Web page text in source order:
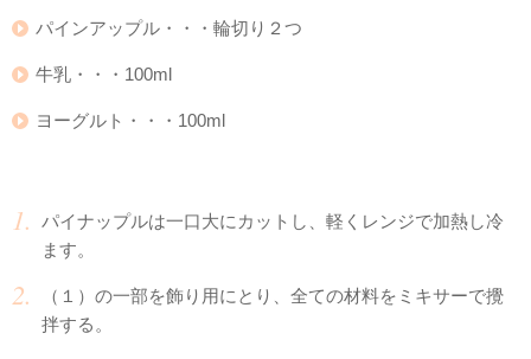
パインアップル・・・輪切り２つ
牛乳・・・100ml
ヨーグルト・・・100ml
パイナップルは一口大にカットし、軽くレンジで加熱し冷
ます。
（１）の一部を飾り用にとり、全ての材料をミキサーで攪
拌する。